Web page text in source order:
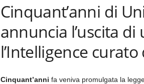
Cinquant’anni di
annuncia l’uscita
l’Intelligence
Cinquant’anni fa veniva promulgata la